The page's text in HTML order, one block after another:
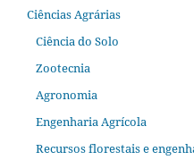
Ciências Agrárias
Ciência do Solo
Zootecnia
Agronomia
Engenharia Agrícola
Recursos florestais e